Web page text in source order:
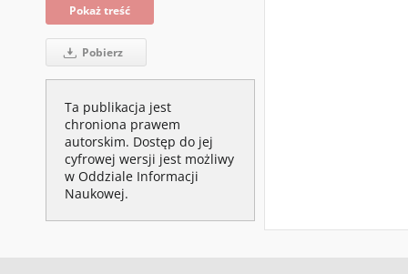
Pokaż treść
Pobierz
Ta publikacja jest
chroniona prawem
autorskim. Dostęp do jej
cyfrowej wersji jest możliwy
w Oddziale Informacji
Naukowej.